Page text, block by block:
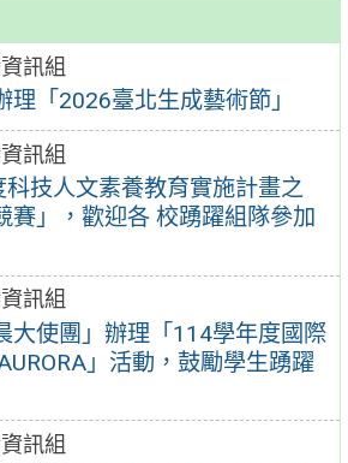
訊組
「2026臺北生成藝術節」
訊組
技人文素養教育實施計畫之
賽」，歡迎各 校踴躍組隊參加
訊組
大使團」辦理「114學年度國際
」活動，鼓勵學生踴躍
訊組